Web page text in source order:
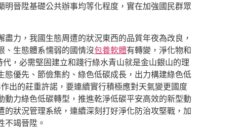
晉陞基礎公共辦事均等化程度，實在加強國民群眾
盡力，我國生態周遭的狀況東西的品質年夜為改良，
、生態體系懦弱的國情沒包養軟體有轉變，淨化物和
，必需堅固建立和踐行綠水青山就是金山銀山的理
優先、節儉集約、綠色低碳成長，出力構建綠色低
出的莊重許諾，要連續實行積極應對天氣變更國度
力綠色低碳轉型，推進乾淨低碳平安高效的新型動
狀況管理系統，連續深刻打好淨化防治攻堅戰，加
不竭晉陞。